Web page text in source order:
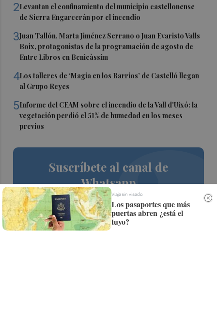
2Levantan el confinamiento del municipio castellonense
de Sierra Engarcerán por el incendio
3Juan Tallón, Marta Jiménez Serrano o Juan Evaristo Valls
Boix, protagonistas de la programación de agosto de
Entre Libros en Benicàssim
4Los talleres de ‘Magia en los Barrios’ de Castelló llegan
al Grupo Reyes
5Informe del CEAM sobre el incendio de la Vall d'Uixó: la
vegetación perdió el 51% de humedad en los meses
previos
Suscríbete al canal de
Whatsapp
Siempre al día de las últimas noticias
¡Quiero suscribirme!
Viaja sin visado
Los pasaportes que más
puertas abren ¿está el
tuyo?